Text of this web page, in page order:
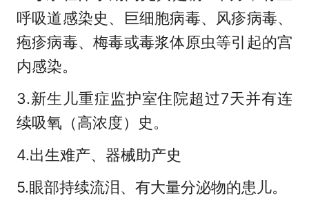
呼吸道感染史、巨细胞病毒、风疹病毒、
疱疹病毒、梅毒或毒浆体原虫等引起的宫
内感染。
3.新生儿重症监护室住院超过7天并有连
续吸氧（高浓度）史。
4.出生难产、器械助产史
5.眼部持续流泪、有大量分泌物的患儿。